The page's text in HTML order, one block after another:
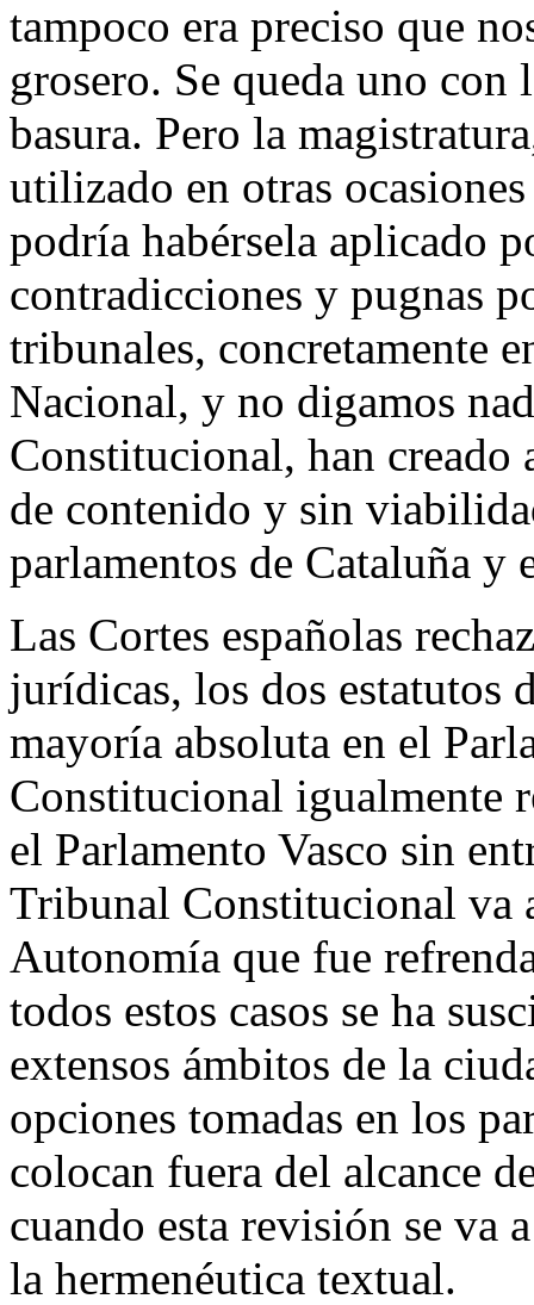
tampoco era preciso que
grosero. Se queda uno con
basura. Pero la
utilizado en otras
podría habérsela aplicado
contradicciones y pugnas
tribunales, concretamente
Nacional, y no digamos
Constitucional, han creado
de contenido y sin
parlamentos de Cataluña y
Las Cortes españolas
jurídicas, los dos estatutos
mayoría absoluta en el
Constitucional igualmente
el Parlamento Vasco sin
Tribunal Constitucional va
Autonomía que fue
todos estos casos se ha
extensos ámbitos de la
opciones tomadas en los
colocan fuera del alcance
cuando esta revisión se va
la hermenéutica textual.